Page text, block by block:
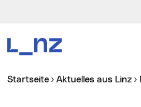
Sie sind hier:
Startseite Aktuelles aus Linz